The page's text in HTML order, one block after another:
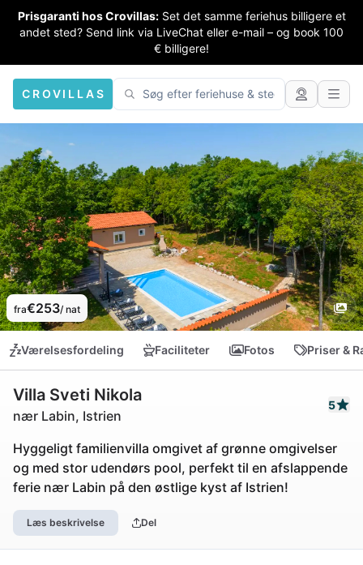
Prisgaranti hos Crovillas: Set det samme feriehus billigere et
andet sted? Send link via LiveChat eller e-mail – og book 100
€ billigere!
CROVILLAS
fra€253/ nat
Værelsesfordeling Faciliteter Fotos Priser &
Villa Sveti Nikola
nær Labin, Istrien
5
Hyggeligt familienvilla omgivet af grønne omgivelser
og med stor udendørs pool, perfekt til en afslappende
ferie nær Labin på den østlige kyst af Istrien!
Læs beskrivelse Del